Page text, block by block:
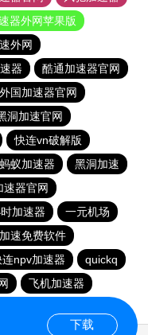
器外网苹果版
外网
器
酷通加速器官网
国加速器官网
洞加速官网
快连vn破解版
蚂蚁加速器
黑洞加速
速器官网
加速器
一元机场
速免费软件
连npv加速器
quickq
飞机加速器
下载